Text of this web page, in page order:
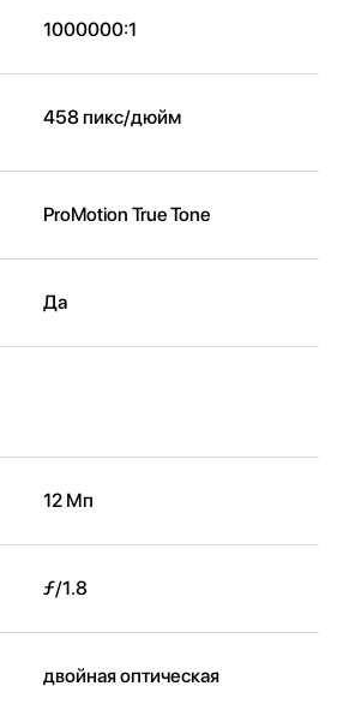
1000000:1
458 пикс/дюйм
ProMotion True Tone
Да
12 Мп
ƒ/1.8
двойная оптическая